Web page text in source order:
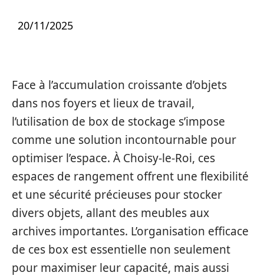
20/11/2025
Face à l’accumulation croissante d’objets
dans nos foyers et lieux de travail,
l’utilisation de box de stockage s’impose
comme une solution incontournable pour
optimiser l’espace. À Choisy-le-Roi, ces
espaces de rangement offrent une flexibilité
et une sécurité précieuses pour stocker
divers objets, allant des meubles aux
archives importantes. L’organisation efficace
de ces box est essentielle non seulement
pour maximiser leur capacité, mais aussi